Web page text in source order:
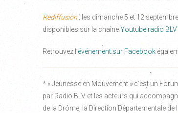
Rediffusion : les dimanche 5 et 12
disponibles sur la chaîneYoutube radio BLV
Retrouvez l’événement sur Facebook
* « Jeunesse en Mouvement » c’est un
par Radio BLV et les acteurs qui
de la Drôme, la Direction Départementale